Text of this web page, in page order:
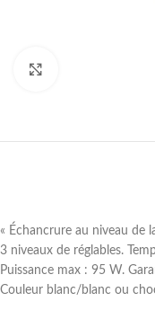
« Échancrure au niveau de
3 niveaux de réglables.
Puissance max : 95 W.
Couleur blanc/blanc ou